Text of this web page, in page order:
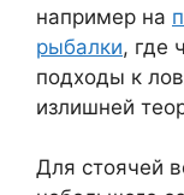
например на
рыбалки, где
подходы к
излишней
Для стоячей